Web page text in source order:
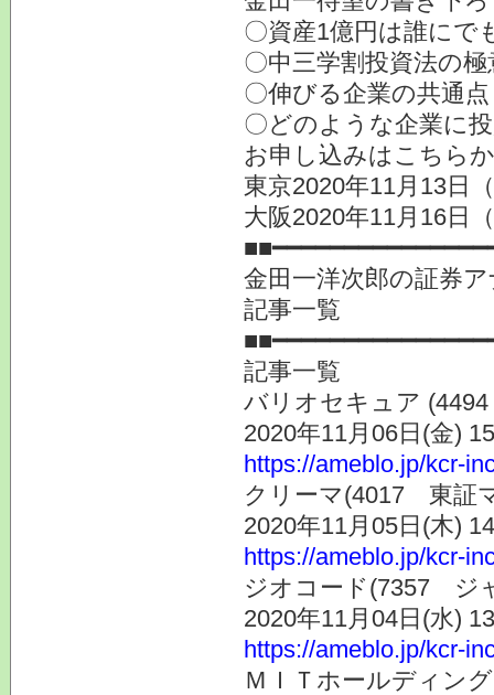
〇資産1億円は誰にで
〇中三学割投資法の極
〇伸びる企業の共通
〇どのような企業に
お申し込みはこちら
東京2020年11月13
大阪2020年11月16
金田一洋次郎の証券
記事一覧
記事一覧
バリオセキュア
2020年11月06日(金)
https://ameblo.jp/kcr-
クリーマ(4017 東証
2020年11月05日(木)
https://ameblo.jp/kcr-
ジオコード(7357 ジ
2020年11月04日(水)
https://ameblo.jp/kcr-
ＭＩＴホールディン